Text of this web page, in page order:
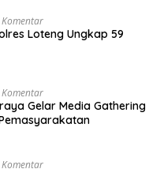
Loteng Ungkap 59
Gelar Media Gathering